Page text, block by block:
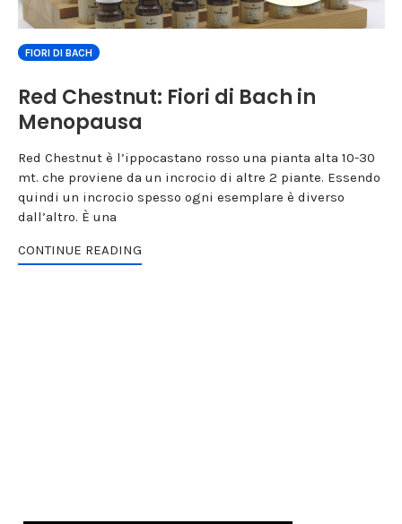
FIORI DI BACH
Red Chestnut: Fiori di Bach in
Menopausa
Red Chestnut è l’ippocastano rosso una pianta alta 10-30
mt. che proviene da un incrocio di altre 2 piante. Essendo
quindi un incrocio spesso ogni esemplare è diverso
dall’altro. È una
CONTINUE READING